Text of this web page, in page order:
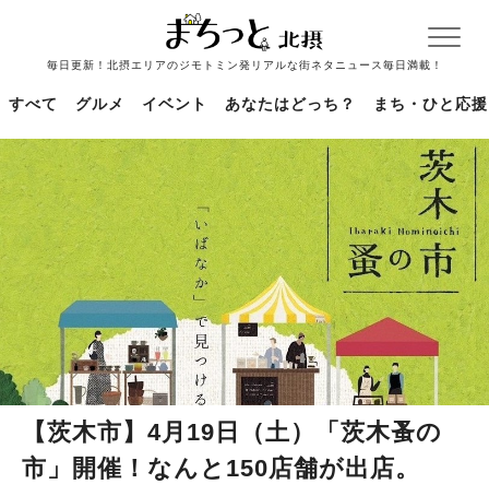
毎日更新！北摂エリアのジモトミン発リアルな街ネタニュース毎日満載！
すべて グルメ イベント あなたはどっち？ まち・ひと応援
【茨木市】4月19日（土）「茨木蚤の
市」開催！なんと150店舗が出店。